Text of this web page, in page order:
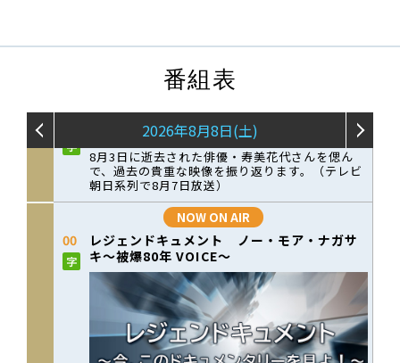
番組表